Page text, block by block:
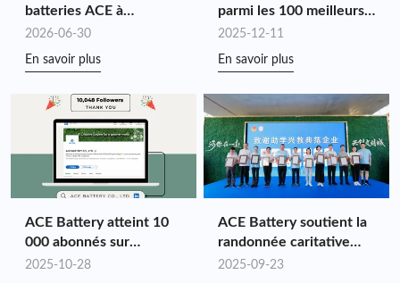
batteries ACE à
Intersolar Europe 2026 :
Créer de la valeur sur
mesure pour le stockage
synergie complète de la
chaîne
2026-06-30
En savoir plus
parmi les 100 meilleurs
leaders de l'industrie de
Shenzhen en 2025 pour
la quatrième année
2025-12-11
En savoir plus
ACE Battery atteint 10
000 abonnés sur
LinkedIn !
2025-10-28
ACE Battery soutient la
randonnée caritative
« Youth Benefit and
2025-09-23